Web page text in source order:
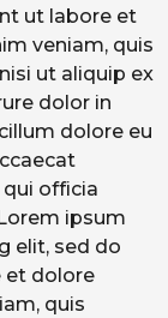
ut labore et
veniam, quis
ut aliquip ex
dolor in
dolore eu
officia
ipsum
elit, sed do
et dolore
quis